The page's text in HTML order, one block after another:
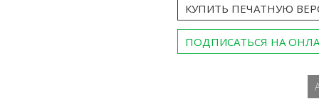
КУПИТЬ ПЕЧАТНУЮ
ПОДПИСАТЬСЯ НА